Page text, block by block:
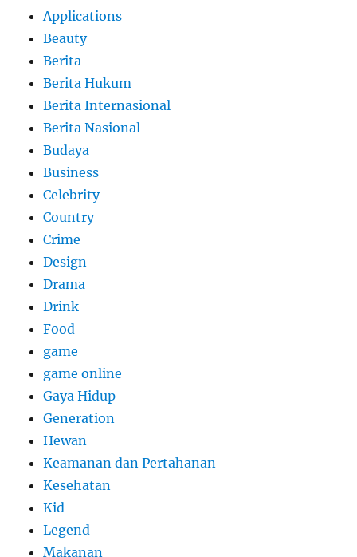
Applications
Beauty
Berita
Berita Hukum
Berita Internasional
Berita Nasional
Budaya
Business
Celebrity
Country
Crime
Design
Drama
Drink
Food
game
game online
Gaya Hidup
Generation
Hewan
Keamanan dan Pertahanan
Kesehatan
Kid
Legend
Makanan